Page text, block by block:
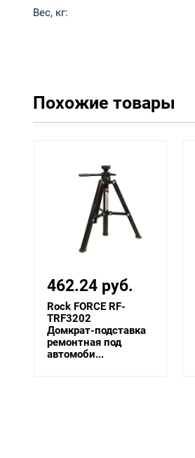
Вес, кг:
Похожие товары
329.01 руб.
Rock FORCE RF-
TRF3201
Домкрат-подставка
ремонтная под
автомоби...